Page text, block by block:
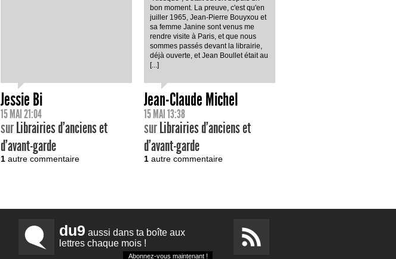
Jessie Bi
15 MAI 21:04
sur Librairies d’anciens et
d’avant-garde
1 autre commentaire
bon moment. La preuve, c'est qu'en
juiller 1965, Jean-Pierre Bouyxou et
sa femme Janine sont venus me
rendre visite à Paris, et que nous
sommes passés devant la librairie,
déjà ouverte, et Jean Boullet était au
[...]
Jean-Claude Michel
15 MAI 13:38
sur Librairies d’anciens et
d’avant-garde
1 autre commentaire
du9 aussi dans ta boîte aux
lettres chaque mois !
Abonnez-vous maintenant !